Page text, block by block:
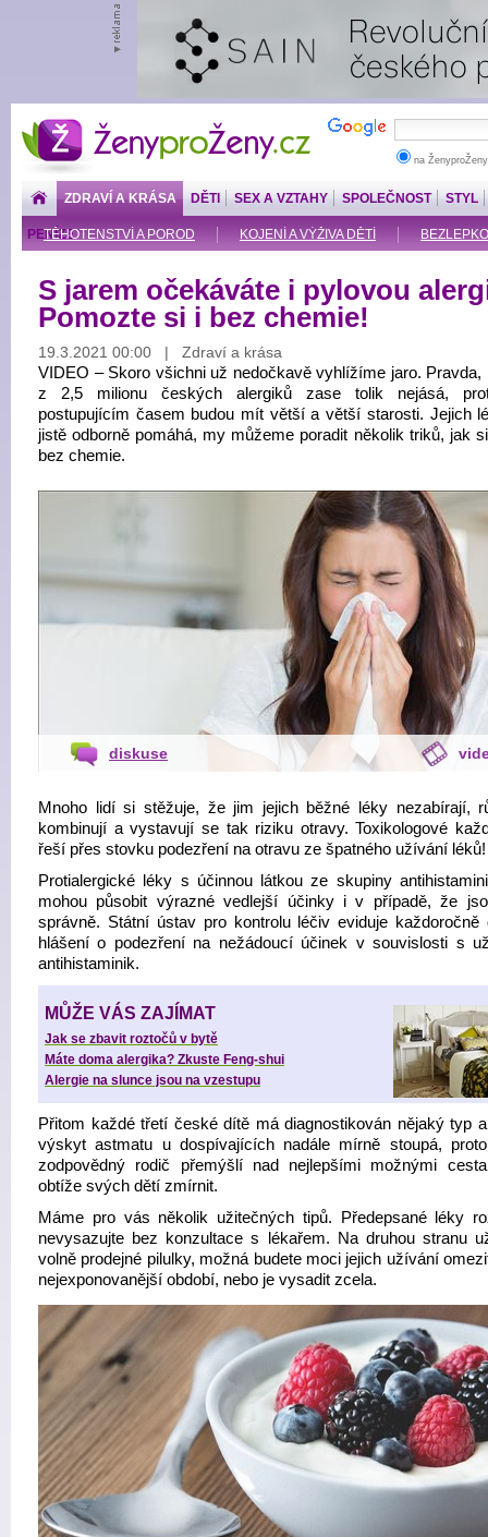
ŽenyproŽeny.cz
na
ZDRAVÍ A KRÁSA
TĚHOTENSTVÍ A POROD KOJENÍ A VÝŽIVA DĚTÍ
DĚTI SEX A VZTAHY SPOLEČNOST STYL
PENÍZE
S jarem očekáváte i pylovou
Pomozte si i bez chemie!
19.3.2021 00:00 | Zdraví a krása
VIDEO – Skoro všichni už nedočkavě vyhlížíme jaro. Pravda,
z 2,5 milionu českých alergiků zase tolik nejásá,
postupujícím časem budou mít větší a větší starosti. Jejich
jistě odborně pomáhá, my můžeme poradit několik triků, jak
bez chemie.
diskuse
Mnoho lidí si stěžuje, že jim jejich běžné léky nezabírají,
kombinují a vystavují se tak riziku otravy. Toxikologové
řeší přes stovku podezření na otravu ze špatného užívání léků!
Protialergické léky s účinnou látkou ze skupiny
mohou působit výrazné vedlejší účinky i v případě, že
správně. Státní ústav pro kontrolu léčiv eviduje každoročně
hlášení o podezření na nežádoucí účinek v souvislosti s
antihistaminik.
MŮŽE VÁS ZAJÍMAT
Jak se zbavit roztočů v bytě
Máte doma alergika? Zkuste Feng-shui
Alergie na slunce jsou na vzestupu
Přitom každé třetí české dítě má diagnostikován nějaký typ
výskyt astmatu u dospívajících nadále mírně stoupá,
zodpovědný rodič přemýšlí nad nejlepšími možnými
obtíže svých dětí zmírnit.
Máme pro vás několik užitečných tipů. Předepsané léky
nevysazujte bez konzultace s lékařem. Na druhou stranu
volně prodejné pilulky, možná budete moci jejich užívání
nejexponovanější období, nebo je vysadit zcela.